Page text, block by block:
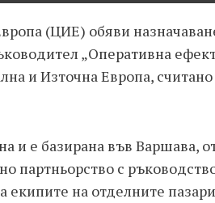
(ЦИЕ) обяви
„Оперативна
и Източна Европа, считано
и e базирана във Варшава,
партньорство с
на отделните